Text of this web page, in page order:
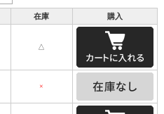
在庫 購入
△
×